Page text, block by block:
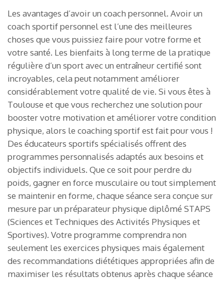
Les avantages d’avoir un coach personnel. Avoir un
coach sportif personnel est l’une des meilleures
choses que vous puissiez faire pour votre forme et
votre santé. Les bienfaits à long terme de la pratique
régulière d’un sport avec un entraîneur certifié sont
incroyables, cela peut notamment améliorer
considérablement votre qualité de vie. Si vous êtes à
Toulouse et que vous recherchez une solution pour
booster votre motivation et améliorer votre condition
physique, alors le coaching sportif est fait pour vous !
Des éducateurs sportifs spécialisés offrent des
programmes personnalisés adaptés aux besoins et
objectifs individuels. Que ce soit pour perdre du
poids, gagner en force musculaire ou tout simplement
se maintenir en forme, chaque séance sera conçue sur
mesure par un préparateur physique diplômé STAPS
(Sciences et Techniques des Activités Physiques et
Sportives). Votre programme comprendra non
seulement les exercices physiques mais également
des recommandations diététiques appropriées afin de
maximiser les résultats obtenus après chaque séance